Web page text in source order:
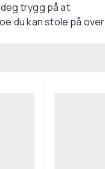
trygg på at
du kan stole på over